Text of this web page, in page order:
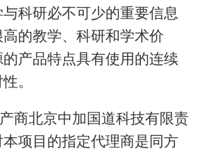
科研必不可少的重要信息
的教学、科研和学术价
产品特点具有使用的连续
。
商北京中加国道科技有限责
项目的指定代理商是同方